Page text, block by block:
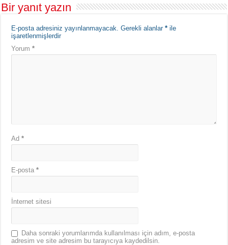
Bir yanıt yazın
E-posta adresiniz yayınlanmayacak. Gerekli alanlar* ile
işaretlenmişlerdir
Yorum*
Ad*
E-posta*
İnternet sitesi
Daha sonraki yorumlarımda kullanılması için adım, e-posta
adresim ve site adresim bu tarayıcıya kaydedilsin.